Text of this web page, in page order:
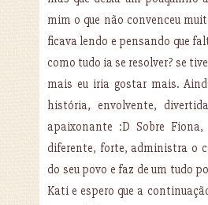
mim o que não convenceu
ficava lendo e pensando que
como tudo ia se resolver? se
mais eu iria gostar mais.
história, envolvente,
apaixonante :D Sobre
diferente, forte, administra o
do seu povo e faz de um tudo
Kati e espero que a